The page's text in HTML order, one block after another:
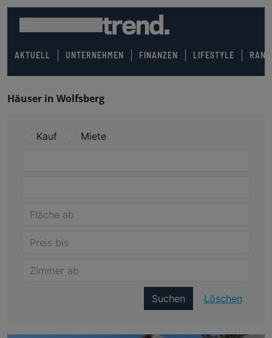
AKTUELL UNTERNEHMEN FINANZEN LIFESTYLE
Häuser in Wolfsberg
Kauf Miete
Suchen Löschen